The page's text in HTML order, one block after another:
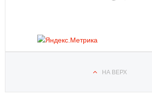
НА ВЕРХ